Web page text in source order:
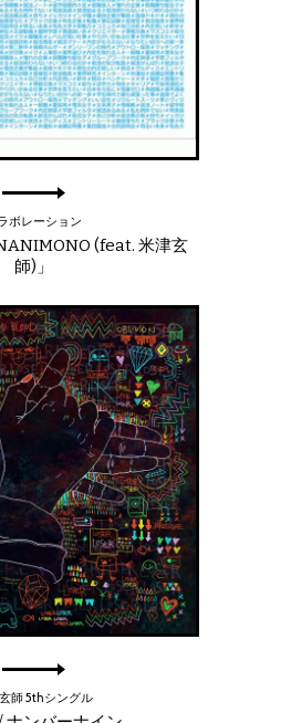
ボレーション
(feat. 米津玄
師)」
師 5thシングル